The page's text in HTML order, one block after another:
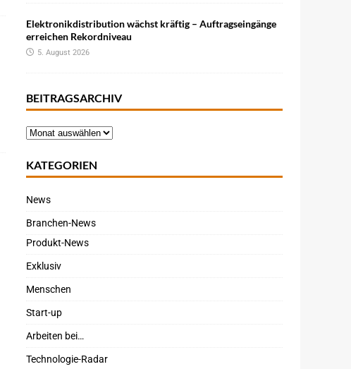
Elektronikdistribution wächst kräftig – Auftragseingänge
erreichen Rekordniveau
5. August 2026
BEITRAGSARCHIV
KATEGORIEN
News
Branchen-News
Produkt-News
Exklusiv
Menschen
Start-up
Arbeiten bei…
Technologie-Radar